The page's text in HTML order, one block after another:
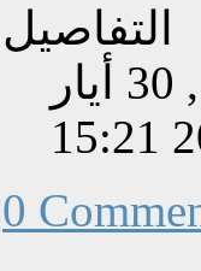
التفاصيل
تم إنشاءه بتاريخ الخميس, 30 أيار
0